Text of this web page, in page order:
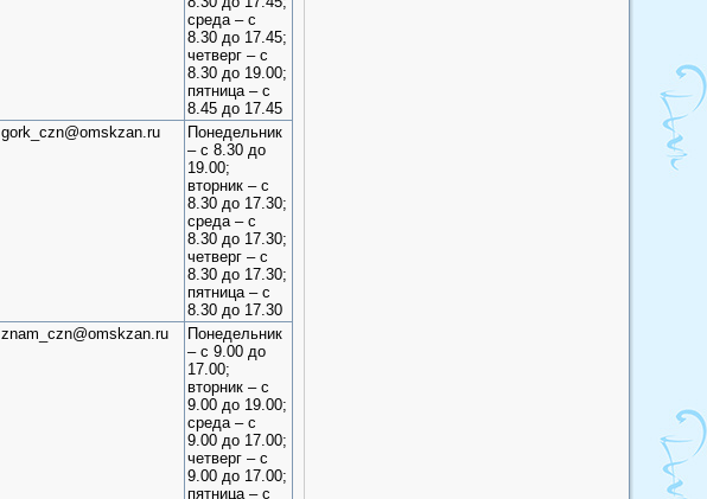
среда – с
8.30 до 17.45;
четверг – с
8.30 до 19.00;
пятница – с
8.45 до 17.45
gork_czn@omskzan.ru
Понедельник
– с 8.30 до
19.00;
вторник – с
8.30 до 17.30;
среда – с
8.30 до 17.30;
четверг – с
8.30 до 17.30;
пятница – с
8.30 до 17.30
znam_czn@omskzan.ru
Понедельник
– с 9.00 до
17.00;
вторник – с
9.00 до 19.00;
среда – с
9.00 до 17.00;
четверг – с
9.00 до 17.00;
пятница – с